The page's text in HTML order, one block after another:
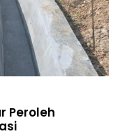
Peroleh